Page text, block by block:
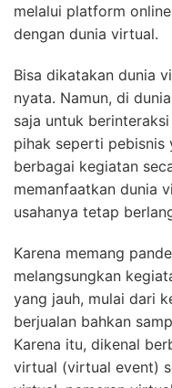
melalui platform
dengan dunia virtual.
Bisa dikatakan dunia
nyata. Namun, di
saja untuk
pihak seperti pebisnis
berbagai kegiatan
memanfaatkan dunia
usahanya tetap
Karena memang
melangsungkan
yang jauh, mulai dari
berjualan bahkan
Karena itu, dikenal
virtual (virtual event)